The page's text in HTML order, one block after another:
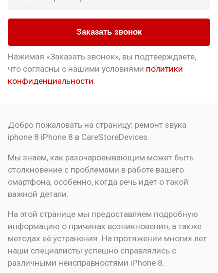
Заказать звонок
Нажимая «Заказать звонок», вы подтверждаете,
что согласны с нашими условиями политики
конфиденциальности.
Добро пожаловать на страницу: ремонт звука
iphone 8 iPhone 8 в CareStoreDevices.
Мы знаем, как разочаровывающим может быть
столкновение с проблемами в работе вашего
смартфона, особенно, когда речь идет о такой
важной детали.
На этой странице мы предоставляем подробную
информацию о причинах возникновения, а также
методах её устранения. На протяжении многих лет
наши специалисты успешно справлялись с
различными неисправностями iPhone 8.